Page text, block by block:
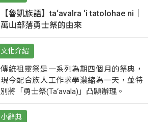
【魯凱族語】ta‘avalra ‘i tatolohae ni｜
萬山部落勇士祭的由來
文化介紹
傳統祖靈祭是一系列為期四個月的祭典，
現今配合族人工作求學濃縮為一天，並特
別將「勇士祭(Ta‘avala)」凸顯辦理。
小辭典